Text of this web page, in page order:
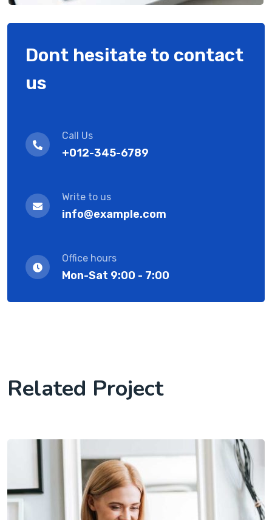
Dont hesitate to contact
us
Call Us
+012-345-6789
Write to us
info@example.com
Office hours
Mon-Sat 9:00 - 7:00
Related Project